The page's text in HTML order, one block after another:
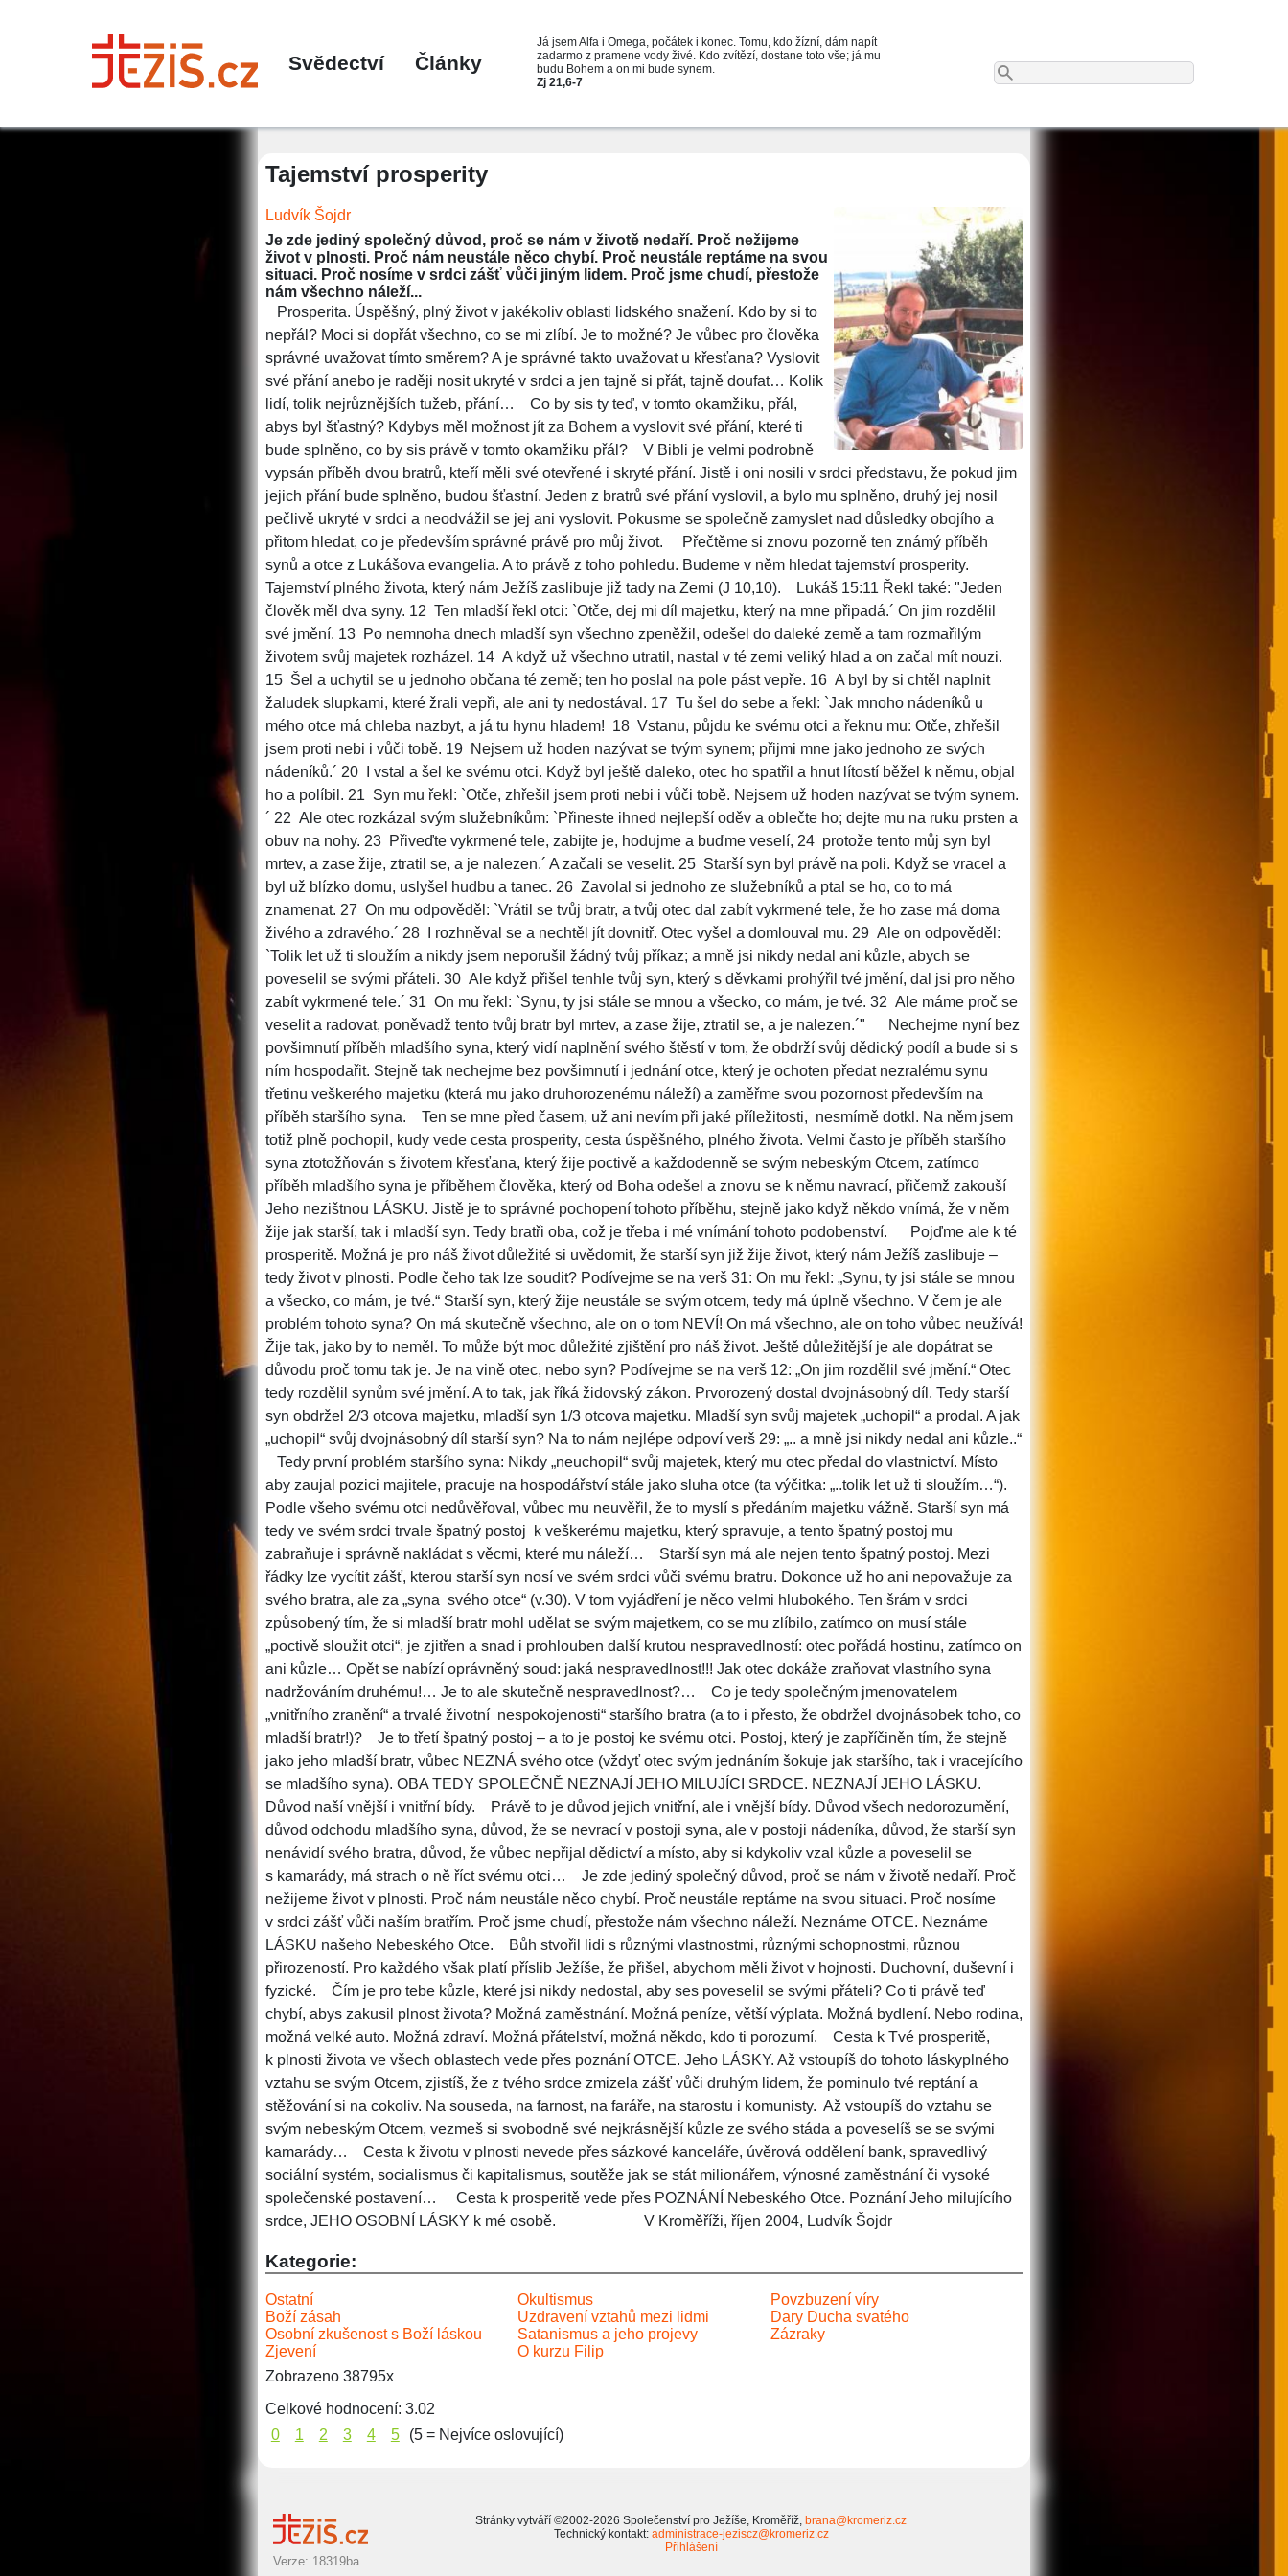
Svědectví Články
Já jsem Alfa i Omega, počátek i konec. Tomu, kdo žízní, dám napít
zadarmo z pramene vody živé. Kdo zvítězí, dostane toto vše; já mu
budu Bohem a on mi bude synem.
Zj 21,6-7
Tajemství prosperity
Ludvík Šojdr
Je zde jediný společný důvod, proč se nám v životě nedaří. Proč nežijeme
život v plnosti. Proč nám neustále něco chybí. Proč neustále reptáme na svou
situaci. Proč nosíme v srdci zášť vůči jiným lidem. Proč jsme chudí, přestože
nám všechno náleží...
Prosperita. Úspěšný, plný život v jakékoliv oblasti lidského snažení. Kdo by si to
nepřál? Moci si dopřát všechno, co se mi zlíbí. Je to možné? Je vůbec pro člověka
správné uvažovat tímto směrem? A je správné takto uvažovat u křesťana? Vyslovit
své přání anebo je raději nosit ukryté v srdci a jen tajně si přát, tajně doufat… Kolik
lidí, tolik nejrůznějších tužeb, přání…
Co by sis ty teď, v tomto okamžiku, přál,
abys byl šťastný? Kdybys měl možnost jít za Bohem a vyslovit své přání, které ti
bude splněno, co by sis právě v tomto okamžiku přál?
V Bibli je velmi podrobně
vypsán příběh dvou bratrů, kteří měli své otevřené i skryté přání. Jistě i oni nosili v srdci představu, že pokud jim
jejich přání bude splněno, budou šťastní. Jeden z bratrů své přání vyslovil, a bylo mu splněno, druhý jej nosil
pečlivě ukryté v srdci a neodvážil se jej ani vyslovit. Pokusme se společně zamyslet nad důsledky obojího a
přitom hledat, co je především správné právě pro můj život.
Přečtěme si znovu pozorně ten známý příběh
synů a otce z Lukášova evangelia. A to právě z toho pohledu. Budeme v něm hledat tajemství prosperity.
Tajemství plného života, který nám Ježíš zaslibuje již tady na Zemi (J 10,10).
Lukáš 15:11 Řekl také: "Jeden
člověk měl dva syny. 12 Ten mladší řekl otci: `Otče, dej mi díl majetku, který na mne připadá.´ On jim rozdělil
své jmění. 13 Po nemnoha dnech mladší syn všechno zpeněžil, odešel do daleké země a tam rozmařilým
životem svůj majetek rozházel. 14 A když už všechno utratil, nastal v té zemi veliký hlad a on začal mít nouzi.
15 Šel a uchytil se u jednoho občana té země; ten ho poslal na pole pást vepře. 16 A byl by si chtěl naplnit
žaludek slupkami, které žrali vepři, ale ani ty nedostával. 17 Tu šel do sebe a řekl: `Jak mnoho nádeníků u
mého otce má chleba nazbyt, a já tu hynu hladem! 18 Vstanu, půjdu ke svému otci a řeknu mu: Otče, zhřešil
jsem proti nebi i vůči tobě. 19 Nejsem už hoden nazývat se tvým synem; přijmi mne jako jednoho ze svých
nádeníků.´ 20 I vstal a šel ke svému otci. Když byl ještě daleko, otec ho spatřil a hnut lítostí běžel k němu, objal
ho a políbil. 21 Syn mu řekl: `Otče, zhřešil jsem proti nebi i vůči tobě. Nejsem už hoden nazývat se tvým synem.
´ 22 Ale otec rozkázal svým služebníkům: `Přineste ihned nejlepší oděv a oblečte ho; dejte mu na ruku prsten a
obuv na nohy. 23 Přiveďte vykrmené tele, zabijte je, hodujme a buďme veselí, 24 protože tento můj syn byl
mrtev, a zase žije, ztratil se, a je nalezen.´ A začali se veselit. 25 Starší syn byl právě na poli. Když se vracel a
byl už blízko domu, uslyšel hudbu a tanec. 26 Zavolal si jednoho ze služebníků a ptal se ho, co to má
znamenat. 27 On mu odpověděl: `Vrátil se tvůj bratr, a tvůj otec dal zabít vykrmené tele, že ho zase má doma
živého a zdravého.´ 28 I rozhněval se a nechtěl jít dovnitř. Otec vyšel a domlouval mu. 29 Ale on odpověděl:
`Tolik let už ti sloužím a nikdy jsem neporušil žádný tvůj příkaz; a mně jsi nikdy nedal ani kůzle, abych se
poveselil se svými přáteli. 30 Ale když přišel tenhle tvůj syn, který s děvkami prohýřil tvé jmění, dal jsi pro něho
zabít vykrmené tele.´ 31 On mu řekl: `Synu, ty jsi stále se mnou a všecko, co mám, je tvé. 32 Ale máme proč se
veselit a radovat, poněvadž tento tvůj bratr byl mrtev, a zase žije, ztratil se, a je nalezen.´"
Nechejme nyní bez
povšimnutí příběh mladšího syna, který vidí naplnění svého štěstí v tom, že obdrží svůj dědický podíl a bude si s
ním hospodařit. Stejně tak nechejme bez povšimnutí i jednání otce, který je ochoten předat nezralému synu
třetinu veškerého majetku (která mu jako druhorozenému náleží) a zaměřme svou pozornost především na
příběh staršího syna.
Ten se mne před časem, už ani nevím při jaké příležitosti, nesmírně dotkl. Na něm jsem
totiž plně pochopil, kudy vede cesta prosperity, cesta úspěšného, plného života. Velmi často je příběh staršího
syna ztotožňován s životem křesťana, který žije poctivě a každodenně se svým nebeským Otcem, zatímco
příběh mladšího syna je příběhem člověka, který od Boha odešel a znovu se k němu navrací, přičemž zakouší
Jeho nezištnou LÁSKU. Jistě je to správné pochopení tohoto příběhu, stejně jako když někdo vnímá, že v něm
žije jak starší, tak i mladší syn. Tedy bratři oba, což je třeba i mé vnímání tohoto podobenství.
Pojďme ale k té
prosperitě. Možná je pro náš život důležité si uvědomit, že starší syn již žije život, který nám Ježíš zaslibuje –
tedy život v plnosti. Podle čeho tak lze soudit? Podívejme se na verš 31: On mu řekl: „Synu, ty jsi stále se mnou
a všecko, co mám, je tvé.“ Starší syn, který žije neustále se svým otcem, tedy má úplně všechno. V čem je ale
problém tohoto syna? On má skutečně všechno, ale on o tom NEVÍ! On má všechno, ale on toho vůbec neužívá!
Žije tak, jako by to neměl. To může být moc důležité zjištění pro náš život. Ještě důležitější je ale dopátrat se
důvodu proč tomu tak je. Je na vině otec, nebo syn? Podívejme se na verš 12: „On jim rozdělil své jmění.“ Otec
tedy rozdělil synům své jmění. A to tak, jak říká židovský zákon. Prvorozený dostal dvojnásobný díl. Tedy starší
syn obdržel 2/3 otcova majetku, mladší syn 1/3 otcova majetku. Mladší syn svůj majetek „uchopil“ a prodal. A jak
„uchopil“ svůj dvojnásobný díl starší syn? Na to nám nejlépe odpoví verš 29: „.. a mně jsi nikdy nedal ani kůzle..“
Tedy první problém staršího syna: Nikdy „neuchopil“ svůj majetek, který mu otec předal do vlastnictví. Místo
aby zaujal pozici majitele, pracuje na hospodářství stále jako sluha otce (ta výčitka: „..tolik let už ti sloužím…“).
Podle všeho svému otci nedůvěřoval, vůbec mu neuvěřil, že to myslí s předáním majetku vážně. Starší syn má
tedy ve svém srdci trvale špatný postoj
k veškerému majetku, který spravuje, a tento špatný postoj mu
zabraňuje i správně nakládat s věcmi, které mu náleží…
Starší syn má ale nejen tento špatný postoj. Mezi
řádky lze vycítit zášť, kterou starší syn nosí ve svém srdci vůči svému bratru. Dokonce už ho ani nepovažuje za
svého bratra, ale za „syna svého otce“ (v.30). V tom vyjádření je něco velmi hlubokého. Ten šrám v srdci
způsobený tím, že si mladší bratr mohl udělat se svým majetkem, co se mu zlíbilo, zatímco on musí stále
„poctivě sloužit otci“, je zjitřen a snad i prohlouben další krutou nespravedlností: otec pořádá hostinu, zatímco on
ani kůzle… Opět se nabízí oprávněný soud: jaká nespravedlnost!!! Jak otec dokáže zraňovat vlastního syna
nadržováním druhému!… Je to ale skutečně nespravedlnost?…
Co je tedy společným jmenovatelem
„vnitřního zranění“ a trvalé životní nespokojenosti“ staršího bratra (a to i přesto, že obdržel dvojnásobek toho, co
mladší bratr!)?
Je to třetí špatný postoj – a to je postoj ke svému otci. Postoj, který je zapříčiněn tím, že stejně
jako jeho mladší bratr, vůbec NEZNÁ svého otce (vždyť otec svým jednáním šokuje jak staršího, tak i vracejícího
se mladšího syna). OBA TEDY SPOLEČNĚ NEZNAJÍ JEHO MILUJÍCI SRDCE. NEZNAJÍ JEHO LÁSKU.
Důvod naší vnější i vnitřní bídy.
Právě to je důvod jejich vnitřní, ale i vnější bídy. Důvod všech nedorozumění,
důvod odchodu mladšího syna, důvod, že se nevrací v postoji syna, ale v postoji nádeníka, důvod, že starší syn
nenávidí svého bratra, důvod, že vůbec nepřijal dědictví a místo, aby si kdykoliv vzal kůzle a poveselil se
s kamarády, má strach o ně říct svému otci…
Je zde jediný společný důvod, proč se nám v životě nedaří. Proč
nežijeme život v plnosti. Proč nám neustále něco chybí. Proč neustále reptáme na svou situaci. Proč nosíme
v srdci zášť vůči naším bratřím. Proč jsme chudí, přestože nám všechno náleží. Neznáme OTCE. Neznáme
LÁSKU našeho Nebeského Otce.
Bůh stvořil lidi s různými vlastnostmi, různými schopnostmi, různou
přirozeností. Pro každého však platí příslib Ježíše, že přišel, abychom měli život v hojnosti. Duchovní, duševní i
fyzické.
Čím je pro tebe kůzle, které jsi nikdy nedostal, aby ses poveselil se svými přáteli? Co ti právě teď
chybí, abys zakusil plnost života? Možná zaměstnání. Možná peníze, větší výplata. Možná bydlení. Nebo rodina,
možná velké auto. Možná zdraví. Možná přátelství, možná někdo, kdo ti porozumí.
Cesta k Tvé prosperitě,
k plnosti života ve všech oblastech vede přes poznání OTCE. Jeho LÁSKY. Až vstoupíš do tohoto láskyplného
vztahu se svým Otcem, zjistíš, že z tvého srdce zmizela zášť vůči druhým lidem, že pominulo tvé reptání a
stěžování si na cokoliv. Na souseda, na farnost, na faráře, na starostu i komunisty. Až vstoupíš do vztahu se
svým nebeským Otcem, vezmeš si svobodně své nejkrásnější kůzle ze svého stáda a poveselíš se se svými
kamarády…
Cesta k životu v plnosti nevede přes sázkové kanceláře, úvěrová oddělení bank, spravedlivý
sociální systém, socialismus či kapitalismus, soutěže jak se stát milionářem, výnosné zaměstnání či vysoké
společenské postavení…
Cesta k prosperitě vede přes POZNÁNÍ Nebeského Otce. Poznání Jeho milujícího
srdce, JEHO OSOBNÍ LÁSKY k mé osobě.
V Kroměříži, říjen 2004, Ludvík Šojdr
Kategorie:
Ostatní Okultismus
Povzbuzení víry
Boží zásah
Uzdravení vztahů mezi lidmi
Dary Ducha svatého
Osobní zkušenost s Boží láskou
Satanismus a jeho projevy
Zázraky
Zjevení
O kurzu Filip
Zobrazeno 38795x
Celkové hodnocení: 3.02
0
1 2 3 4 5 (5 = Nejvíce oslovující)
Stránky vytváří ©2002-2026 Společenství pro Ježíše, Kroměříž, brana@kromeriz.cz
Technický kontakt: administrace-jeziscz@kromeriz.cz
Přihlášení
Verze: 18319ba